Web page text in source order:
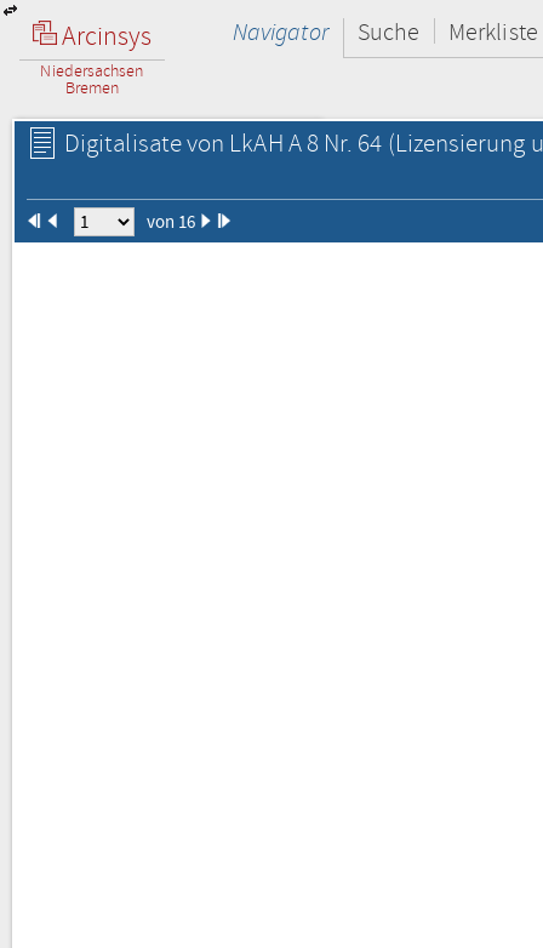
Arcinsys
Niedersachsen
Bremen
Navigator Suche Merkliste
Digitalisate von LkAH A 8 Nr. 64 (Lizensierung
von 16